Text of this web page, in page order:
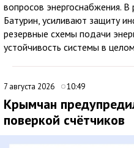
вопросов энергоснабжения. В
Батурин, усиливают защиту
резервные схемы подачи
устойчивость системы в
7 августа 2026 10:49
Крымчан
поверкой счётчиков